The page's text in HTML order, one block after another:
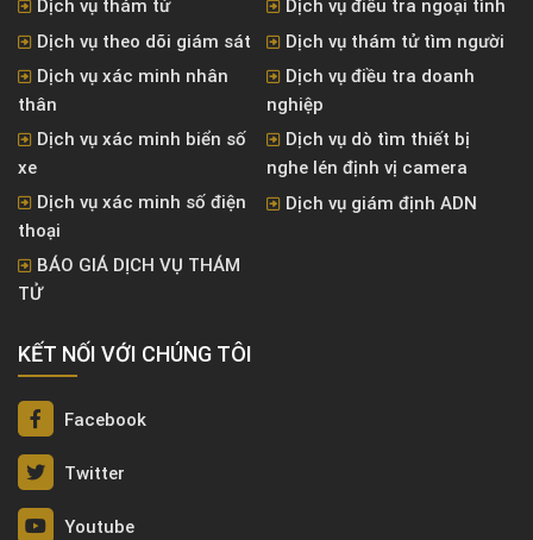
Dịch vụ thám tử
Dịch vụ điều tra ngoại tình
Dịch vụ theo dõi giám sát
Dịch vụ thám tử tìm người
Dịch vụ xác minh nhân
thân
Dịch vụ điều tra doanh
nghiệp
Dịch vụ xác minh biển số
xe
Dịch vụ dò tìm thiết bị
nghe lén định vị camera
Dịch vụ xác minh số điện
thoại
Dịch vụ giám định ADN
BÁO GIÁ DỊCH VỤ THÁM
TỬ
KẾT NỐI VỚI CHÚNG TÔI
Facebook
Twitter
Youtube